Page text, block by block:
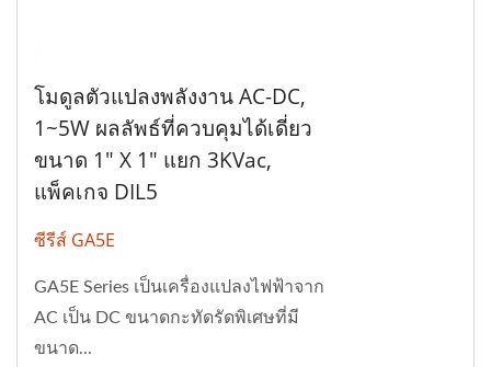
โมดูลตัวแปลงพลังงาน AC-DC,
1~5W ผลลัพธ์ที่ควบคุมได้เดี่ยว
ขนาด 1" X 1" แยก 3KVac,
แพ็คเกจ DIL5
ซีรีส์ GA5E
GA5E Series เป็นเครื่องแปลงไฟฟ้าจาก
AC เป็น DC ขนาดกะทัดรัดพิเศษที่มี
ขนาด...